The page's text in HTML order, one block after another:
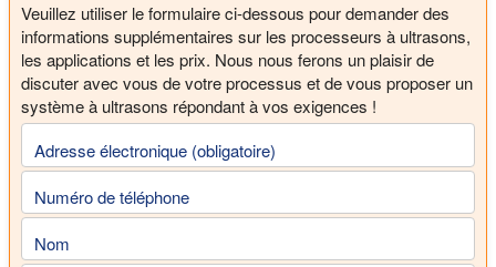
Veuillez utiliser le formulaire ci-dessous pour demander des
informations supplémentaires sur les processeurs à ultrasons,
les applications et les prix. Nous nous ferons un plaisir de
discuter avec vous de votre processus et de vous proposer un
système à ultrasons répondant à vos exigences !
Adresse électronique (obligatoire)
Numéro de téléphone
Nom